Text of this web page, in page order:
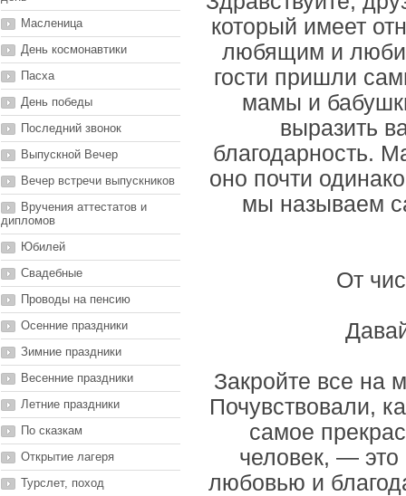
Масленица
День космонавтики
Пасха
День победы
Последний звонок
Выпускной Вечер
Вечер встречи выпускников
Вручения аттестатов и
дипломов
Юбилей
Свадебные
Проводы на пенсию
Осенние праздники
Зимние праздники
Весенние праздники
Летние праздники
По сказкам
Открытие лагеря
Турслет, поход
который имеет
любящим и
гости пришли
мамы и
выразить
благодарность.
оно почти
мы называем
От
Закройте все на
Почувствовали,
самое
человек, —
любовью и